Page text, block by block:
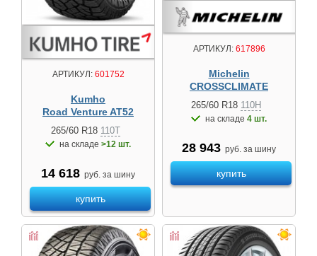
АРТИКУЛ:601752
Kumho
Road Venture AT52
265/60 R18 110T
на складе >12 шт.
14 618 руб. за шину
купить
АРТИКУЛ:617896
Michelin
CROSSCLIMATE
265/60 R18 110H
на складе 4 шт.
28 943 руб. за шину
купить